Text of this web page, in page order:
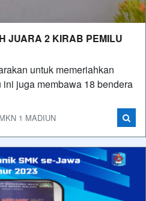
JUARA 2 KIRAB PEMILU
untuk memeriahkan
juga membawa 18 bendera
1 MADIUN